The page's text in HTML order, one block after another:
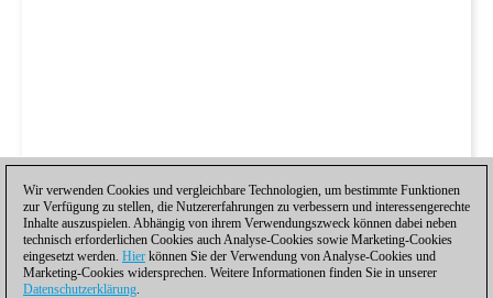
Wir verwenden Cookies und vergleichbare Technologien, um bestimmte Funktionen
zur Verfügung zu stellen, die Nutzererfahrungen zu verbessern und interessengerechte
Inhalte auszuspielen. Abhängig von ihrem Verwendungszweck können dabei neben
technisch erforderlichen Cookies auch Analyse-Cookies sowie Marketing-Cookies
eingesetzt werden. Hier können Sie der Verwendung von Analyse-Cookies und
Marketing-Cookies widersprechen. Weitere Informationen finden Sie in unserer
Datenschutzerklärung.